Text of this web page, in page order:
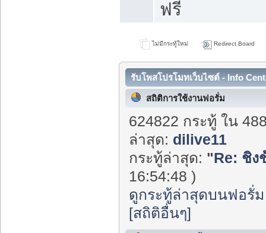
ฟรี
ไม่มีกระทู้ใหม่ Redirect Board
รับโพสโปรโมทเว็บไซต์ - Info
สถิติการใช้งานฟอรั่ม
624822 กระทู้ ใน
ล่าสุด: dilive11
กระทู้ล่าสุด: "Re: ชิง
16:54:48 )
ดูกระทู้ล่าสุดบนฟอรั่ม
[สถิติอื่นๆ]